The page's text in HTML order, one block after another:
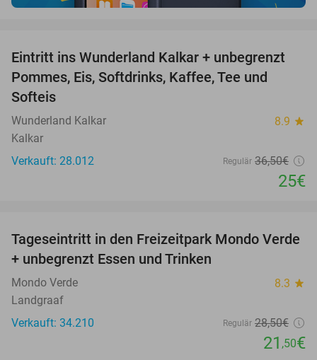
32%
Eintritt ins Wunderland Kalkar + unbegrenzt
Pommes, Eis, Softdrinks, Kaffee, Tee und
Softeis
Wunderland Kalkar 8.9 star
Kalkar
Verkauft: 28.012
Regulär 36,50€
25€
25%
Tageseintritt in den Freizeitpark Mondo Verde
+ unbegrenzt Essen und Trinken
Mondo Verde 8.3 star
Landgraaf
Verkauft: 34.210
Regulär 28,50€
21 ,50€